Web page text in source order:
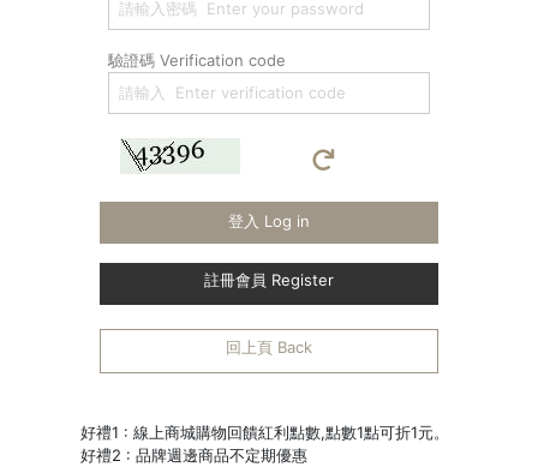
驗證碼 Verification code
登入 Log in
註冊會員 Register
回上頁 Back
好禮1 : 線上商城購物回饋紅利點數,點數1點可折1元。
好禮2 : 品牌週邊商品不定期優惠